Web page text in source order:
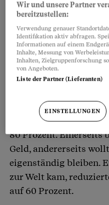
ihremEx-Mannhat sie
getrennt. Ihr Partner
pensionieren lassen,
kamen die beiden
sie heute Freunde.
meistens in der Nacht
zur Geburt des
80 Prozent. Einerseits
Geld, andererseits
eigenständig bleiben.
zur Welt kam,
auf 60 Prozent.
Wir und unsere Partner
bereitzustellen:
Verwendung genauer
Identifikation aktiv abfragen.
Informationen auf einem
Inhalte, Messung von
Inhalten, Zielgruppenforschung
von Angeboten.
Liste der Partner (Lieferanten)
EINSTELLUNGEN